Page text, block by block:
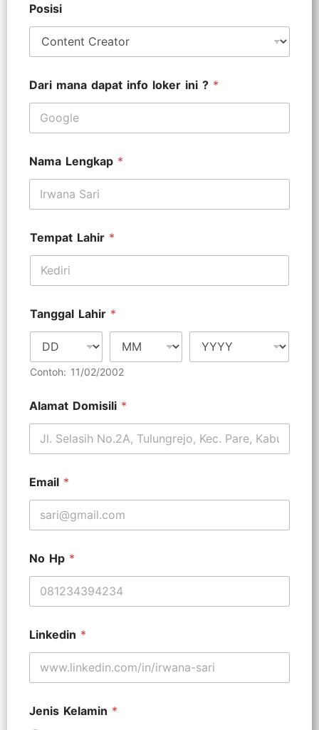
Posisi
Dari mana dapat info loker ini ? *
Nama Lengkap *
Tempat Lahir *
Tanggal Lahir *
Contoh: 11/02/2002
Alamat Domisili *
Email *
No Hp *
Linkedin *
Jenis Kelamin *